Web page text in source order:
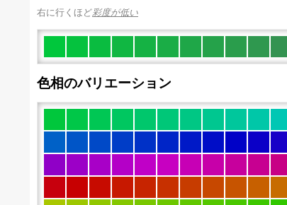
右に行くほど彩度が低い
色相のバリエーション